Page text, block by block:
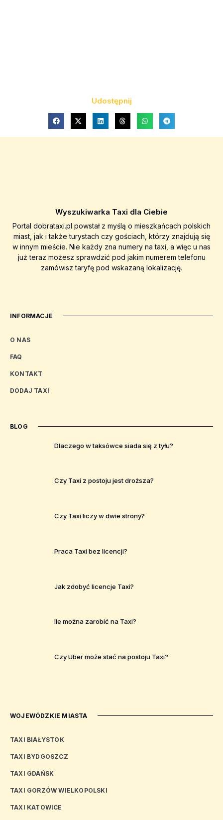
Udostępnij
Wyszukiwarka Taxi dla Ciebie
Portal dobrataxi.pl powstał z myślą o mieszkańcach polskich
miast, jak i także turystach czy gościach, którzy znajdują się
w innym mieście. Nie każdy zna numery na taxi, a więc u nas
już teraz możesz sprawdzić pod jakim numerem telefonu
zamówisz taryfę pod wskazaną lokalizację.
INFORMACJE
O NAS
FAQ
KONTAKT
DODAJ TAXI
BLOG
Dlaczego w taksówce siada się z tyłu?
Czy Taxi z postoju jest droższa?
Czy Taxi liczy w dwie strony?
Praca Taxi bez licencji?
Jak zdobyć licencje Taxi?
Ile można zarobić na Taxi?
Czy Uber może stać na postoju Taxi?
WOJEWÓDZKIE MIASTA
TAXI BIAŁYSTOK
TAXI BYDGOSZCZ
TAXI GDAŃSK
TAXI GORZÓW WIELKOPOLSKI
TAXI KATOWICE